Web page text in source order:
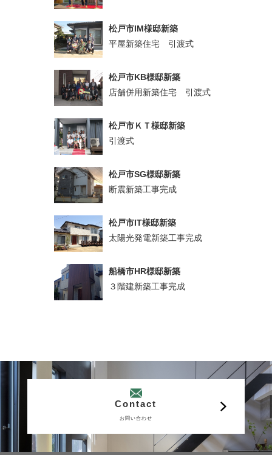
松戸市IM様邸新築
平屋新築住宅 引渡式
松戸市KB様邸新築
店舗併用新築住宅 引渡式
松戸市ＫＴ様邸新築
引渡式
松戸市SG様邸新築
断震新築工事完成
松戸市IT様邸新築
太陽光発電新築工事完成
船橋市HR様邸新築
３階建新築工事完成
Contact
お問い合わせ